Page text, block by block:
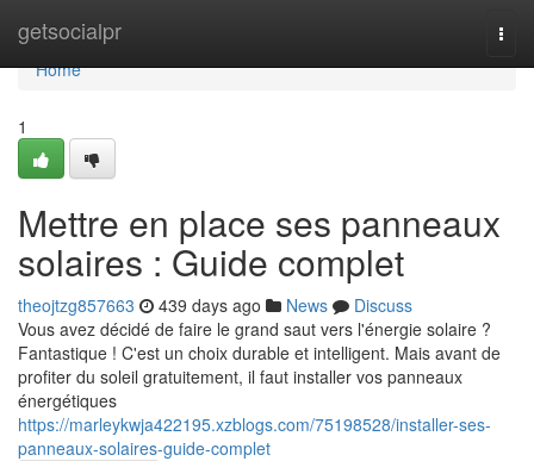
getsocialpr
Home
Home
1
Mettre en place ses panneaux
solaires : Guide complet
theojtzg857663 439 days ago News
Discuss
Vous avez décidé de faire le grand saut vers l'énergie solaire ?
Fantastique ! C'est un choix durable et intelligent. Mais avant de
profiter du soleil gratuitement, il faut installer vos panneaux
énergétiques
https://marleykwja422195.xzblogs.com/75198528/installer-ses-
panneaux-solaires-guide-complet